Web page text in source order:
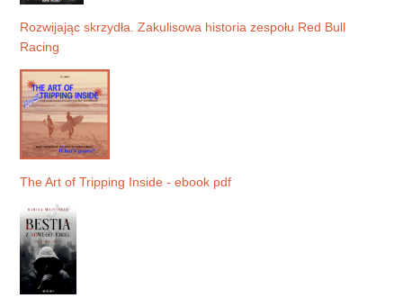
Rozwijając skrzydła. Zakulisowa historia zespołu Red Bull
Racing
The Art of Tripping Inside - ebook pdf